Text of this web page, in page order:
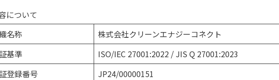
について
名称
株式会社クリーンエナジーコネクト
基準
ISO/IEC 27001:2022 / JIS Q 27001:2023
登録番号
JP24/00000151